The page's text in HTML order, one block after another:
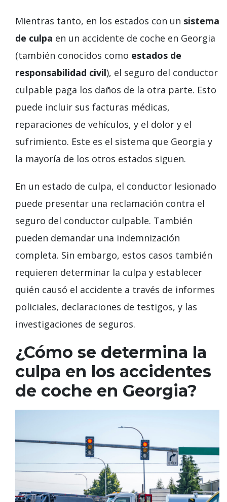
Mientras tanto, en los estados con un sistema
de culpa en un accidente de coche en Georgia
(también conocidos como estados de
responsabilidad civil), el seguro del conductor
culpable paga los daños de la otra parte. Esto
puede incluir sus facturas médicas,
reparaciones de vehículos, y el dolor y el
sufrimiento. Este es el sistema que Georgia y
la mayoría de los otros estados siguen.
En un estado de culpa, el conductor lesionado
puede presentar una reclamación contra el
seguro del conductor culpable. También
pueden demandar una indemnización
completa. Sin embargo, estos casos también
requieren determinar la culpa y establecer
quién causó el accidente a través de informes
policiales, declaraciones de testigos, y las
investigaciones de seguros.
¿Cómo se determina la
culpa en los accidentes
de coche en Georgia?